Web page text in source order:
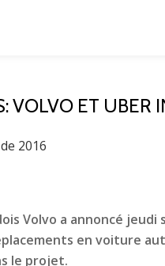
VOLVO ET UBER
2016
Volvo a annoncé jeudi
en voiture
le projet.